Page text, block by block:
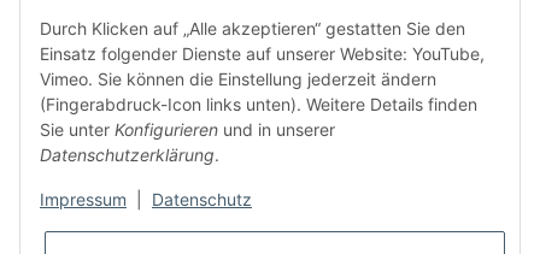
Durch Klicken auf „Alle akzeptieren“ gestatten Sie den
Einsatz folgender Dienste auf unserer Website: YouTube,
Vimeo. Sie können die Einstellung jederzeit ändern
(Fingerabdruck-Icon links unten). Weitere Details finden
Sie unter Konfigurieren und in unserer
Datenschutzerklärung.
Impressum Datenschutz
Newsletter abonieren und5%Rabatt-Guschein erhalten. Für Ihren
nächsten Einkauf. Den Gutschein erhalten Sie per Email nach der
erfolgreichen Bestätigung Ihrer Email-Adresse